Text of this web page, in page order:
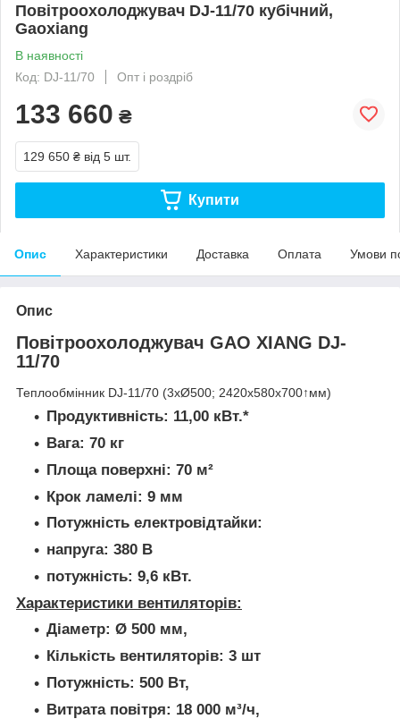
Повітроохолоджувач DJ-11/70 кубічний,
Gaoxiang
В наявності
Код: DJ-11/70
Опт і роздріб
133 660 ₴
129 650 ₴ від 5 шт.
Купити
Опис Характеристики Доставка Оплата Умови
Опис
Повітроохолоджувач GAO XIANG DJ-
11/70
Теплообмінник DJ-11/70 (3хØ500; 2420х580х700↑мм)
Продуктивність: 11,00 кВт.*
Вага: 70 кг
Площа поверхні: 70 м²
Крок ламелі: 9 мм
Потужність електровідтайки:
напруга: 380 В
потужність: 9,6 кВт.
Характеристики вентиляторів:
Діаметр: Ø 500 мм,
Кількість вентиляторів: 3 шт
Потужність: 500 Вт,
Витрата повітря: 18 000 м³/ч,